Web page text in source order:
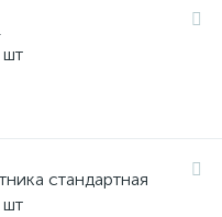
шт
стандартная
шт